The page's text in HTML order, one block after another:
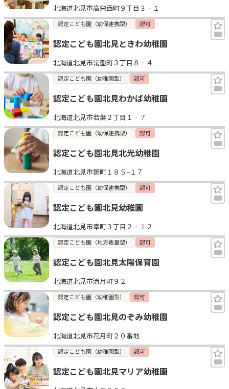
北海道北見市高栄西町９丁目３‐１
認定こども園（幼保連携型） 認可
認定こども園北見ときわ幼稚園
北海道北見市常盤町３丁目８‐４
認定こども園（幼稚園型） 認可
認定こども園北見わかば幼稚園
北海道北見市若葉２丁目１‐７
認定こども園（幼保連携型） 認可
認定こども園北見北光幼稚園
北海道北見市錦町１８５−１７
認定こども園（幼保連携型） 認可
認定こども園北見幼稚園
北海道北見市幸町３丁目２‐１２
認定こども園（地方裁量型） 認可
認定こども園北見太陽保育園
北海道北見市清月町９２
認定こども園（幼稚園型） 認可
認定こども園北見のぞみ幼稚園
北海道北見市花月町２０番地
認定こども園（幼稚園型） 認可
認定こども園北見マリア幼稚園